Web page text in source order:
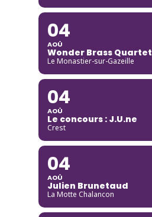
04
AOÛ
Wonder Brass Quartet
Le Monastier-sur-Gazeille
04
AOÛ
Le concours : J.U.ne
Crest
04
AOÛ
Julien Brunetaud
La Motte Chalancon